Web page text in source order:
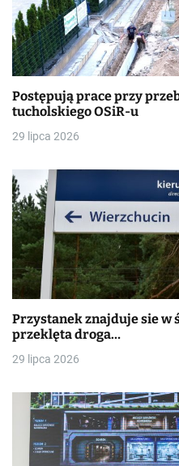
Postępują prace przy
tucholskiego OSiR-u
29 lipca 2026
Przystanek znajduje sie
przeklęta droga…
29 lipca 2026